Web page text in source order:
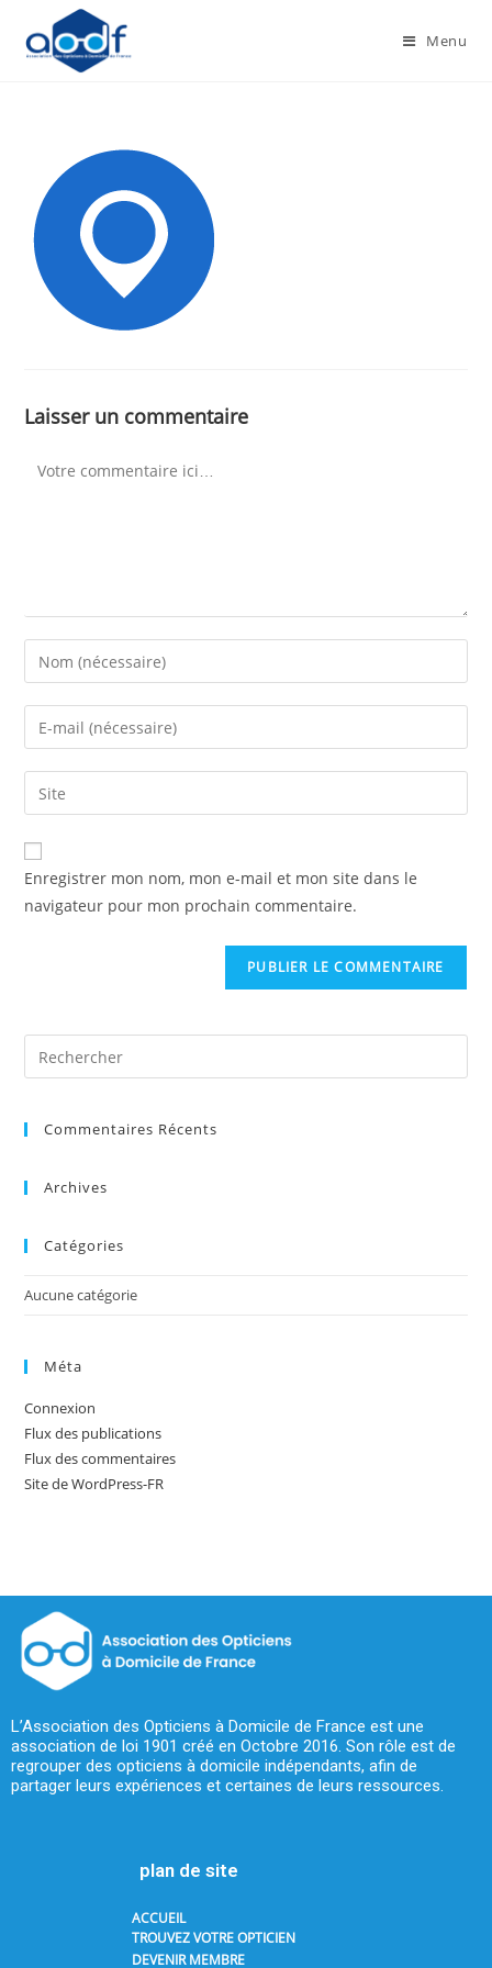
Menu
Laisser un commentaire
Enregistrer mon nom, mon e-mail et mon site dans le
navigateur pour mon prochain commentaire.
Commentaires Récents
Archives
Catégories
Aucune catégorie
Méta
Connexion
Flux des publications
Flux des commentaires
Site de WordPress-FR
L’Association des Opticiens à Domicile de France est une
association de loi 1901 créé en Octobre 2016. Son rôle est de
regrouper des opticiens à domicile indépendants, afin de
partager leurs expériences et certaines de leurs ressources.
plan de site
ACCUEIL
TROUVEZ VOTRE OPTICIEN
DEVENIR MEMBRE